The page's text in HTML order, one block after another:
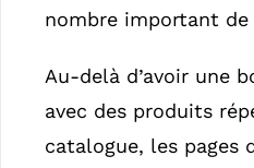
nombre important de
Au-delà d’avoir une
avec des produits
catalogue, les pages